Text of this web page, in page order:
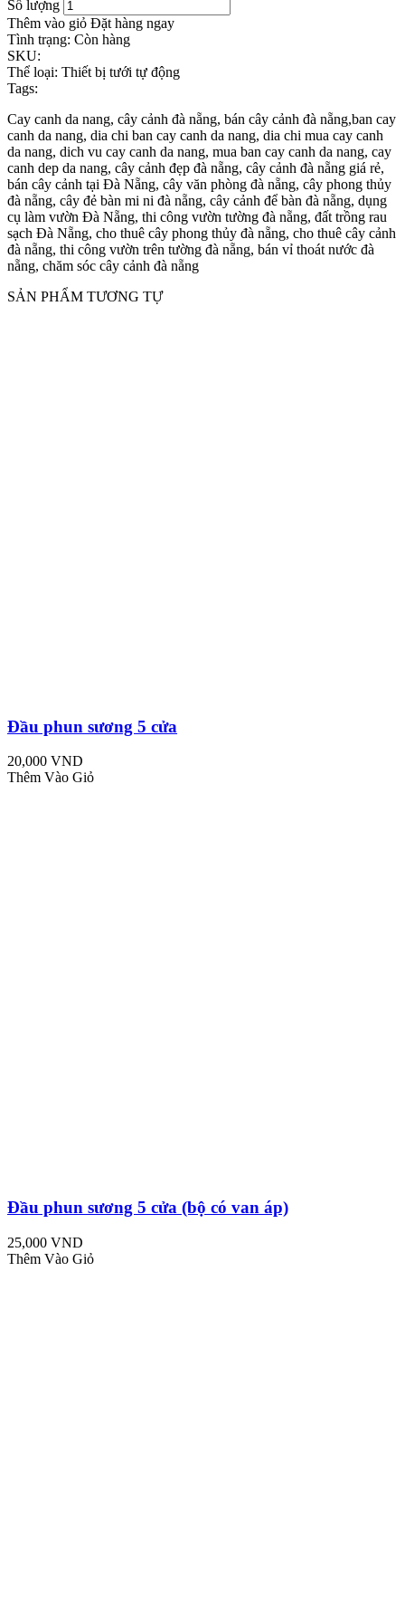
Số lượng
Thêm vào giỏ Đặt hàng ngay
Tình trạng: Còn hàng
SKU:
Thể loại: Thiết bị tưới tự động
Tags:
Cay canh da nang, cây cảnh đà nẵng, bán cây cảnh đà nẵng,ban cay
canh da nang, dia chi ban cay canh da nang, dia chi mua cay canh
da nang, dich vu cay canh da nang, mua ban cay canh da nang, cay
canh dep da nang, cây cảnh đẹp đà nẵng, cây cảnh đà nẵng giá rẻ,
bán cây cảnh tại Đà Nẵng, cây văn phòng đà nẵng, cây phong thủy
đà nẵng, cây đẻ bàn mi ni đà nẵng, cây cảnh để bàn đà nẵng, dụng
cụ làm vườn Đà Nẵng, thi công vườn tường đà nẵng, đất trồng rau
sạch Đà Nẵng, cho thuê cây phong thủy đà nẵng, cho thuê cây cảnh
đà nẵng, thi công vườn trên tường đà nẵng, bán vỉ thoát nước đà
nẵng, chăm sóc cây cảnh đà nẵng
SẢN PHẨM TƯƠNG TỰ
Đầu phun sương 5 cửa
20,000 VND
Thêm Vào Giỏ
Đầu phun sương 5 cửa (bộ có van áp)
25,000 VND
Thêm Vào Giỏ